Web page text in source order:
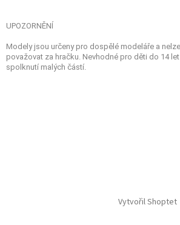
UPOZORNĚNÍ
Modely jsou určeny pro dospělé modeláře a
považovat za hračku. Nevhodné pro děti do 14
spolknutí malých částí.
Vytvořil Shoptet